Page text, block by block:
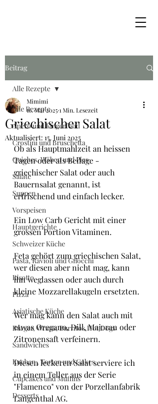
Beitrag
Alle Rezepte
Apéro und Fingerfood
Crostini und Bruschetta
Quiches, Wähen und Pies
Salate
Suppen
Vorspeisen
Hauptgerichte
Schweizer Küche
Pasta, Ravioli und Gnocchi
Risotto
Pizza
Asiatische Küche
Burger, Wraps, Burritos,Hot Dogs
Sandwiches
Kuchen , Torten und Cakes
Cupcakes und Muffins
Desserts
Alle Rezepte
Griechischer Salat
Mimimi
16. Mai 20251 Min. Lesezeit
Aktualisiert: 15. Juni 2025
Ob als Hauptmahlzeit an heissen
Tagen oder als Beilage -
griechischer Salat oder auch
Bauernsalat genannt, ist
erfrischend und einfach lecker.
Ein Low Carb Gericht mit einer
grossen Portion Vitaminen.
Feta gehört zum griechischen Salat,
wer diesen aber nicht mag, kann
ihn weglassen oder auch durch
kleine Mozzarellakugeln ersetzten.
Wer mag kann den Salat auch mit
etwas Oregano, Dill, Majoran oder
Zitronensaft verfeinern.
Diesen leckeren Salat serviere ich
in einem Teller aus der Serie
"Flamenco" von der Porzellanfabrik
Langenthal AG.